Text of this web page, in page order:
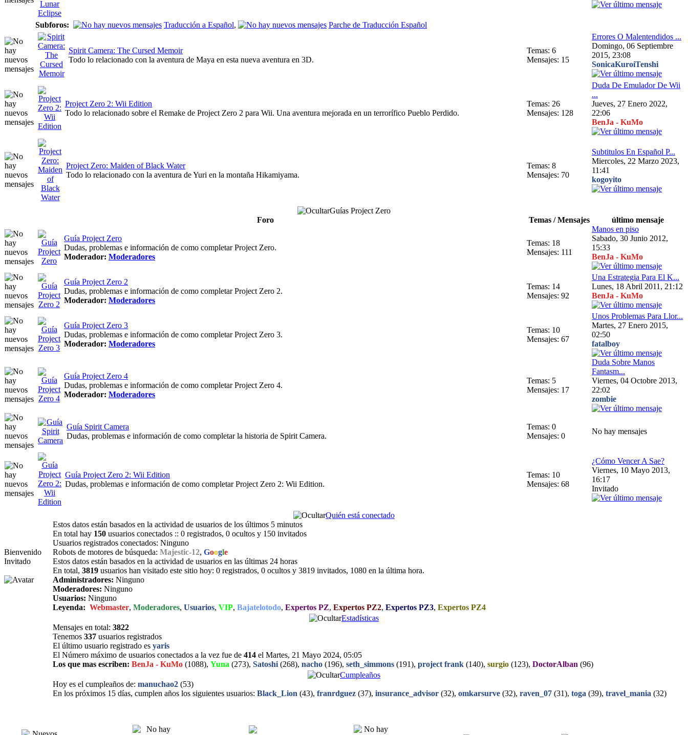
Subforos: Traducción a Español, Parche de Traducción Español
Spirit Camera: The Cursed Memoir
Todo lo relacionado con la aventura de Maya en esta nueva aventura en 3D.
Temas: 6
Mensajes: 15
Errores O Malentendidos ...
Domingo, 06 Septiembre
2015, 23:08
SonicaKuroiTenshi
Project Zero 2: Wii Edition
Todo lo relacionado sobre el Remake de Project Zero 2 para Wii. Una aventura mejorada en un terrorífico Pueblo Perdido.
Temas: 26
Mensajes: 128
Duda De Emulador De Wii
...
Jueves, 27 Enero 2022,
22:06
BenJa - KuMo
Project Zero: Maiden of Black Water
Todo lo relacionado con la aventura de Yuri en la montaña Hikamiyama.
Temas: 8
Mensajes: 70
Subtitulos En Español P...
Miercoles, 22 Marzo 2023,
11:41
kogoyito
Guías Project Zero
Foro
Temas / Mensajes último mensaje
Guía Project Zero
Dudas, problemas e información de como completar Project Zero.
Moderador: Moderadores
Temas: 18
Mensajes: 111
Manos en piso
Sabado, 30 Junio 2012,
15:33
BenJa - KuMo
Guía Project Zero 2
Dudas, problemas e información de como completar Project Zero 2.
Moderador: Moderadores
Temas: 14
Mensajes: 92
Una Estrategia Para El K...
Lunes, 18 Abril 2011, 21:12
BenJa - KuMo
Guía Project Zero 3
Dudas, problemas e información de como completar Project Zero 3.
Moderador: Moderadores
Temas: 10
Mensajes: 67
Unos Problemas Para Llor...
Martes, 27 Enero 2015,
02:50
fatalboy
Guía Project Zero 4
Dudas, problemas e información de como completar Project Zero 4.
Moderador: Moderadores
Temas: 5
Mensajes: 17
Duda Sobre Manos
Fantasm...
Viernes, 04 Octobre 2013,
22:02
zombie
Guía Spirit Camera
Dudas, problemas e información de como completar la historia de Spirit Camera.
Temas: 0
Mensajes: 0
No hay mensajes
Guía Project Zero 2: Wii Edition
Dudas, problemas e información de como completar Project Zero 2: Wii Edition.
Temas: 10
Mensajes: 68
¿Cómo Vencer A Sae?
Viernes, 10 Mayo 2013,
16:17
Invitado
Quién está conectado
Bienvenido
Invitado
Estos datos están basados en la actividad de usuarios de los últimos 5 minutos
En total hay 150 usuarios conectados :: 0 registrados, 0 ocultos y 150 invitados
Usuarios registrados conectados: Ninguno
Robots de motores de búsqueda: Majestic-12, Google
Estos datos están basados en la actividad de usuarios en las últimas 24 horas
En total, 3819 usuarios han visitado este sitio hoy: 0 registrados, 0 ocultos y 3819 invitados, 1080 en la última hora.
Administradores: Ninguno
Moderadores: Ninguno
Usuarios: Ninguno
Leyenda: Webmaster, Moderadores, Usuarios, VIP, Bajatelotodo, Expertos PZ, Expertos PZ2, Expertos PZ3, Expertos PZ4
Estadísticas
Mensajes en total: 3822
Tenemos 337 usuarios registrados
El último usuario registrado es yaris
El Número máximo de usuarios conectados a la vez fue de 414 el Martes, 21 Mayo 2024, 05:05
Los que mas escriben: BenJa - KuMo (1088), Yuna (273), Satoshi (268), nacho (196), seth_simmons (191), project frank (140), surgio (123), DoctorAlban (96)
Cumpleaños
Hoy es el cumpleaños de: manuchao2 (53)
En los próximos 15 días, cumplen años los siguientes usuarios: Black_Lion (43), franrdguez (37), insurance_advisor (32), omkarsurve (32), raven_07 (31), toga (39), travel_mania (32)